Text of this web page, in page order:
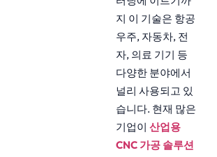
지 이 기술은 항공
우주, 자동차, 전
자, 의료 기기 등
다양한 분야에서
널리 사용되고 있
습니다. 현재 많은
기업이 산업용
CNC 가공 솔루션